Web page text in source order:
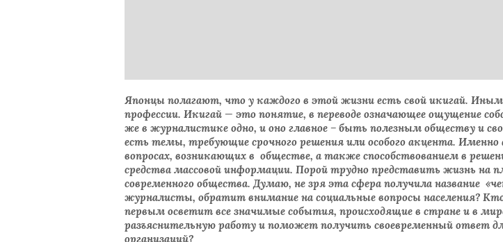
Японцы полагают, что у каждого в этой жизни есть свой икигай.
профессии. Икигай — это понятие, в переводе означающее ощущение
же в журналистике одно, и оно главное – быть полезным обществу и
есть темы, требующие срочного решения или особого акцента.
вопросах, возникающих в обществе, а также способствованием в
средства массовой информации. Порой трудно представить жизнь на
современного общества. Думаю, не зря эта сфера получила название
журналисты, обратит внимание на социальные вопросы населения?
первым осветит все значимые события, происходящие в стране и в
разъяснительную работу и поможет получить своевременный ответ
организаций?